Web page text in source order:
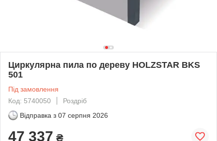
Циркулярна пила по дереву HOLZSTAR BKS
501
Під замовлення
Код: 5740050
Роздріб
Відправка з 07 серпня 2026
47 337 ₴